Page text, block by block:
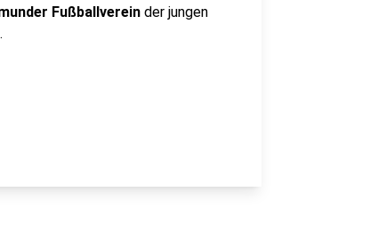
Fußballverein der jungen